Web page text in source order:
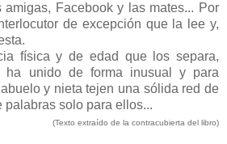
amigas, Facebook y las mates... Por
de excepción que la lee y,
física y de edad que los separa,
ha unido de forma inusual y para
y nieta tejen una sólida red de
palabras solo para ellos...
(Texto extraído de la contracubierta del libro)